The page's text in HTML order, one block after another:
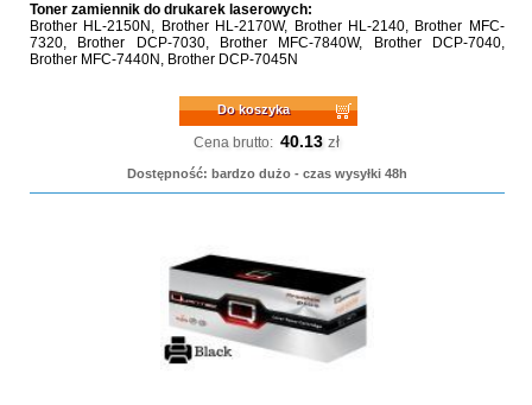
Toner zamiennik do drukarek laserowych:
Brother HL-2150N, Brother HL-2170W, Brother HL-2140, Brother MFC-
7320, Brother DCP-7030, Brother MFC-7840W, Brother DCP-7040,
Brother MFC-7440N, Brother DCP-7045N
Do koszyka
Cena brutto: 40.13 zł
Dostępność: bardzo dużo - czas wysyłki 48h